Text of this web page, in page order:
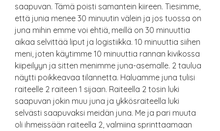
saapuvan. Tämä poisti samantein kiireen. Tiesimme,
että junia menee 30 minuutin välein ja jos tuossa on
juna mihin emme voi ehtiä, meillä on 30 minuuttia
aikaa selvittää liput ja logistiikka. 10 minuuttia siihen
meni, joten käytimme 10 minuuttia rannan kivikossa
kiipeilyyn ja sitten menimme juna-asemalle. 2 taulua
näytti poikkeavaa tilannetta. Haluamme juna tulisi
raiteelle 2 raiteen 1 sijaan. Raiteella 2 tosin luki
saapuvan jokin muu juna ja ykkösraiteella luki
selvästi saapuvaksi meidän juna. Me ja pari muuta
oli ihmeissään raiteella 2, valmiina sprinttaamaan